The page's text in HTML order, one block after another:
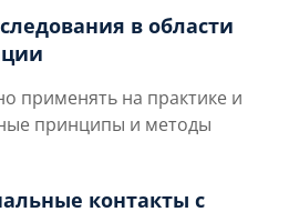
в области
применять на практике и
принципы и методы
контакты с